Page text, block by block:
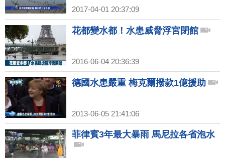
2017-04-01 20:37:09
花都變水都！水患威脅浮宮閉館
2016-06-04 20:36:39
德國水患嚴重 梅克爾撥款1億援助
2013-06-05 21:41:06
菲律賓3年最大暴雨 馬尼拉各省泡水